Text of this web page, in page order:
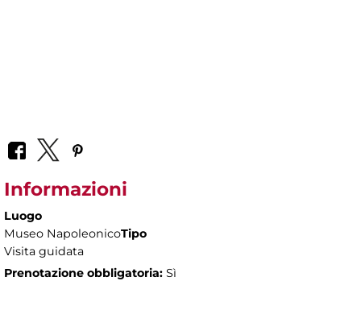
Informazioni
Luogo
Museo NapoleonicoTipo
Visita guidata
Prenotazione obbligatoria: Sì